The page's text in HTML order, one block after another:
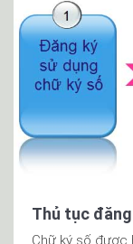
Thủ tục
Chữ ký số được